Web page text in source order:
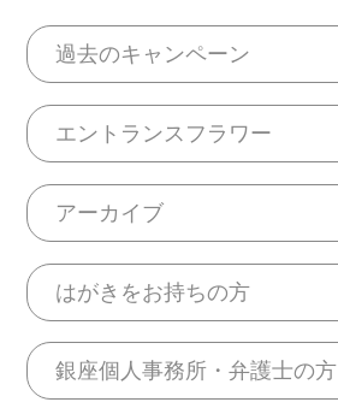
過去のキャンペーン
エントランスフラワー
アーカイブ
はがきをお持ちの方
銀座個人事務所・弁護士の方